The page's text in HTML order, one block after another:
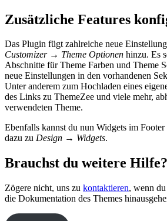
Zusätzliche Features
Das Plugin fügt zahlreiche neue
Customizer → Theme Optionen hinzu. Es
Abschnitte für Theme Farben und Theme
neue Einstellungen in den vorhandenen
Unter anderem zum Hochladen eines
des Links zu ThemeZee und viele mehr,
verwendeten Theme.
Ebenfalls kannst du nun Widgets im
dazu zu Design → Widgets.
Brauchst du weitere Hilfe?
Zögere nicht, uns zu kontaktieren, wenn
die Dokumentation des Themes